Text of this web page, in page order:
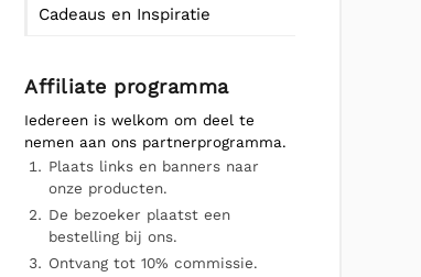
Cadeaus en Inspiratie
Affiliate programma
Iedereen is welkom om deel te
nemen aan ons partnerprogramma.
Plaats links en banners naar
onze producten.
De bezoeker plaatst een
bestelling bij ons.
Ontvang tot 10% commissie.